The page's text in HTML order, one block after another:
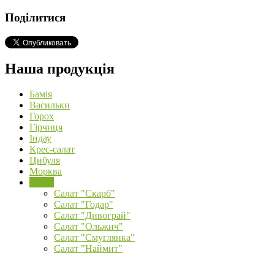
Поділитися
Наша продукція
Бамія
Васильки
Горох
Гірчиця
Індау
Крес-салат
Цибуля
Морква
Салат "Скарб"
Салат "Годар"
Салат "Дивограй"
Салат "Ольжич"
Салат "Смуглянка"
Салат "Наймит"